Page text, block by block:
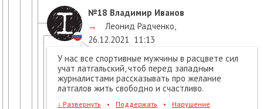
№18 Владимир Иванов
→
Леонид Радченко
26.12.2021 11:13
У нас все спортивные мужчины в расцвете сил
учат латгальский, чтоб перед западным
журналистами рассказывать про желание
латгалов жить свободно и счастливо.
↓ Развернуть • Поддержать • Нарушение